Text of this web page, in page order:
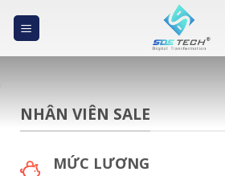
NHÂN VIÊN SALE
MỨC LƯƠNG